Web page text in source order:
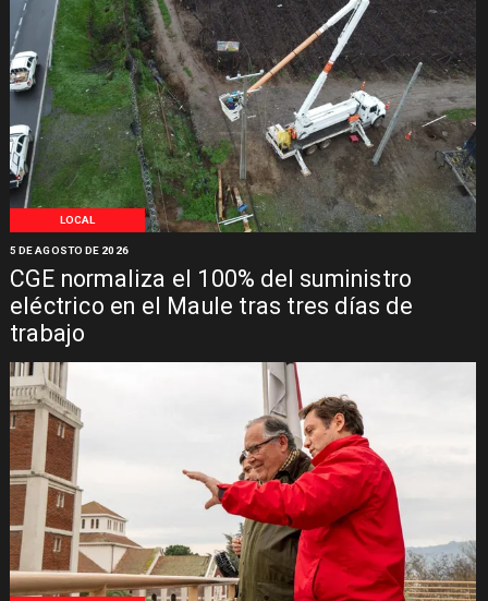
LOCAL
CGE normaliza el 100% del suministro
eléctrico en el Maule tras tres días de
trabajo
5 DE AGOSTO DE 2026